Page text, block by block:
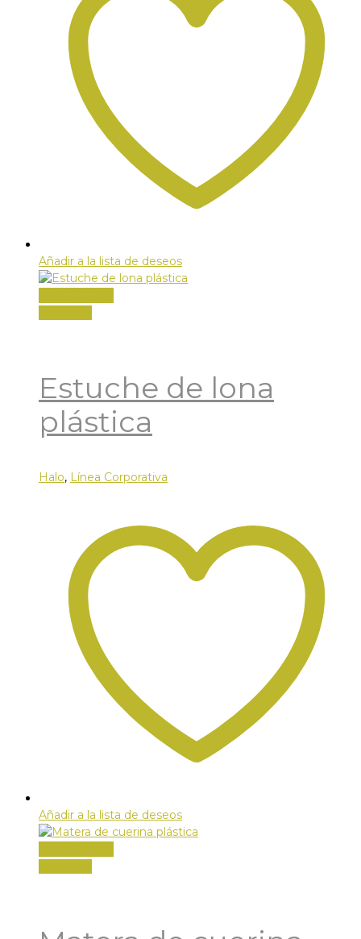
Añadir a la lista de deseos
Estuche de lona
plástica
Halo, Línea Corporativa
Añadir a la lista de deseos